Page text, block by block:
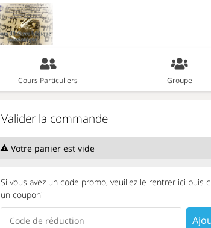
Cours Particuliers Groupe
Valider la commande
Votre panier est vide
Si vous avez un code promo, veuillez le rentrer ici puis
un coupon"